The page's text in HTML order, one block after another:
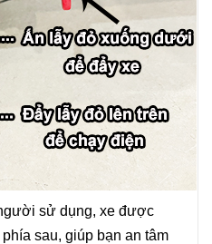
sử dụng, xe được
sau, giúp bạn an tâm